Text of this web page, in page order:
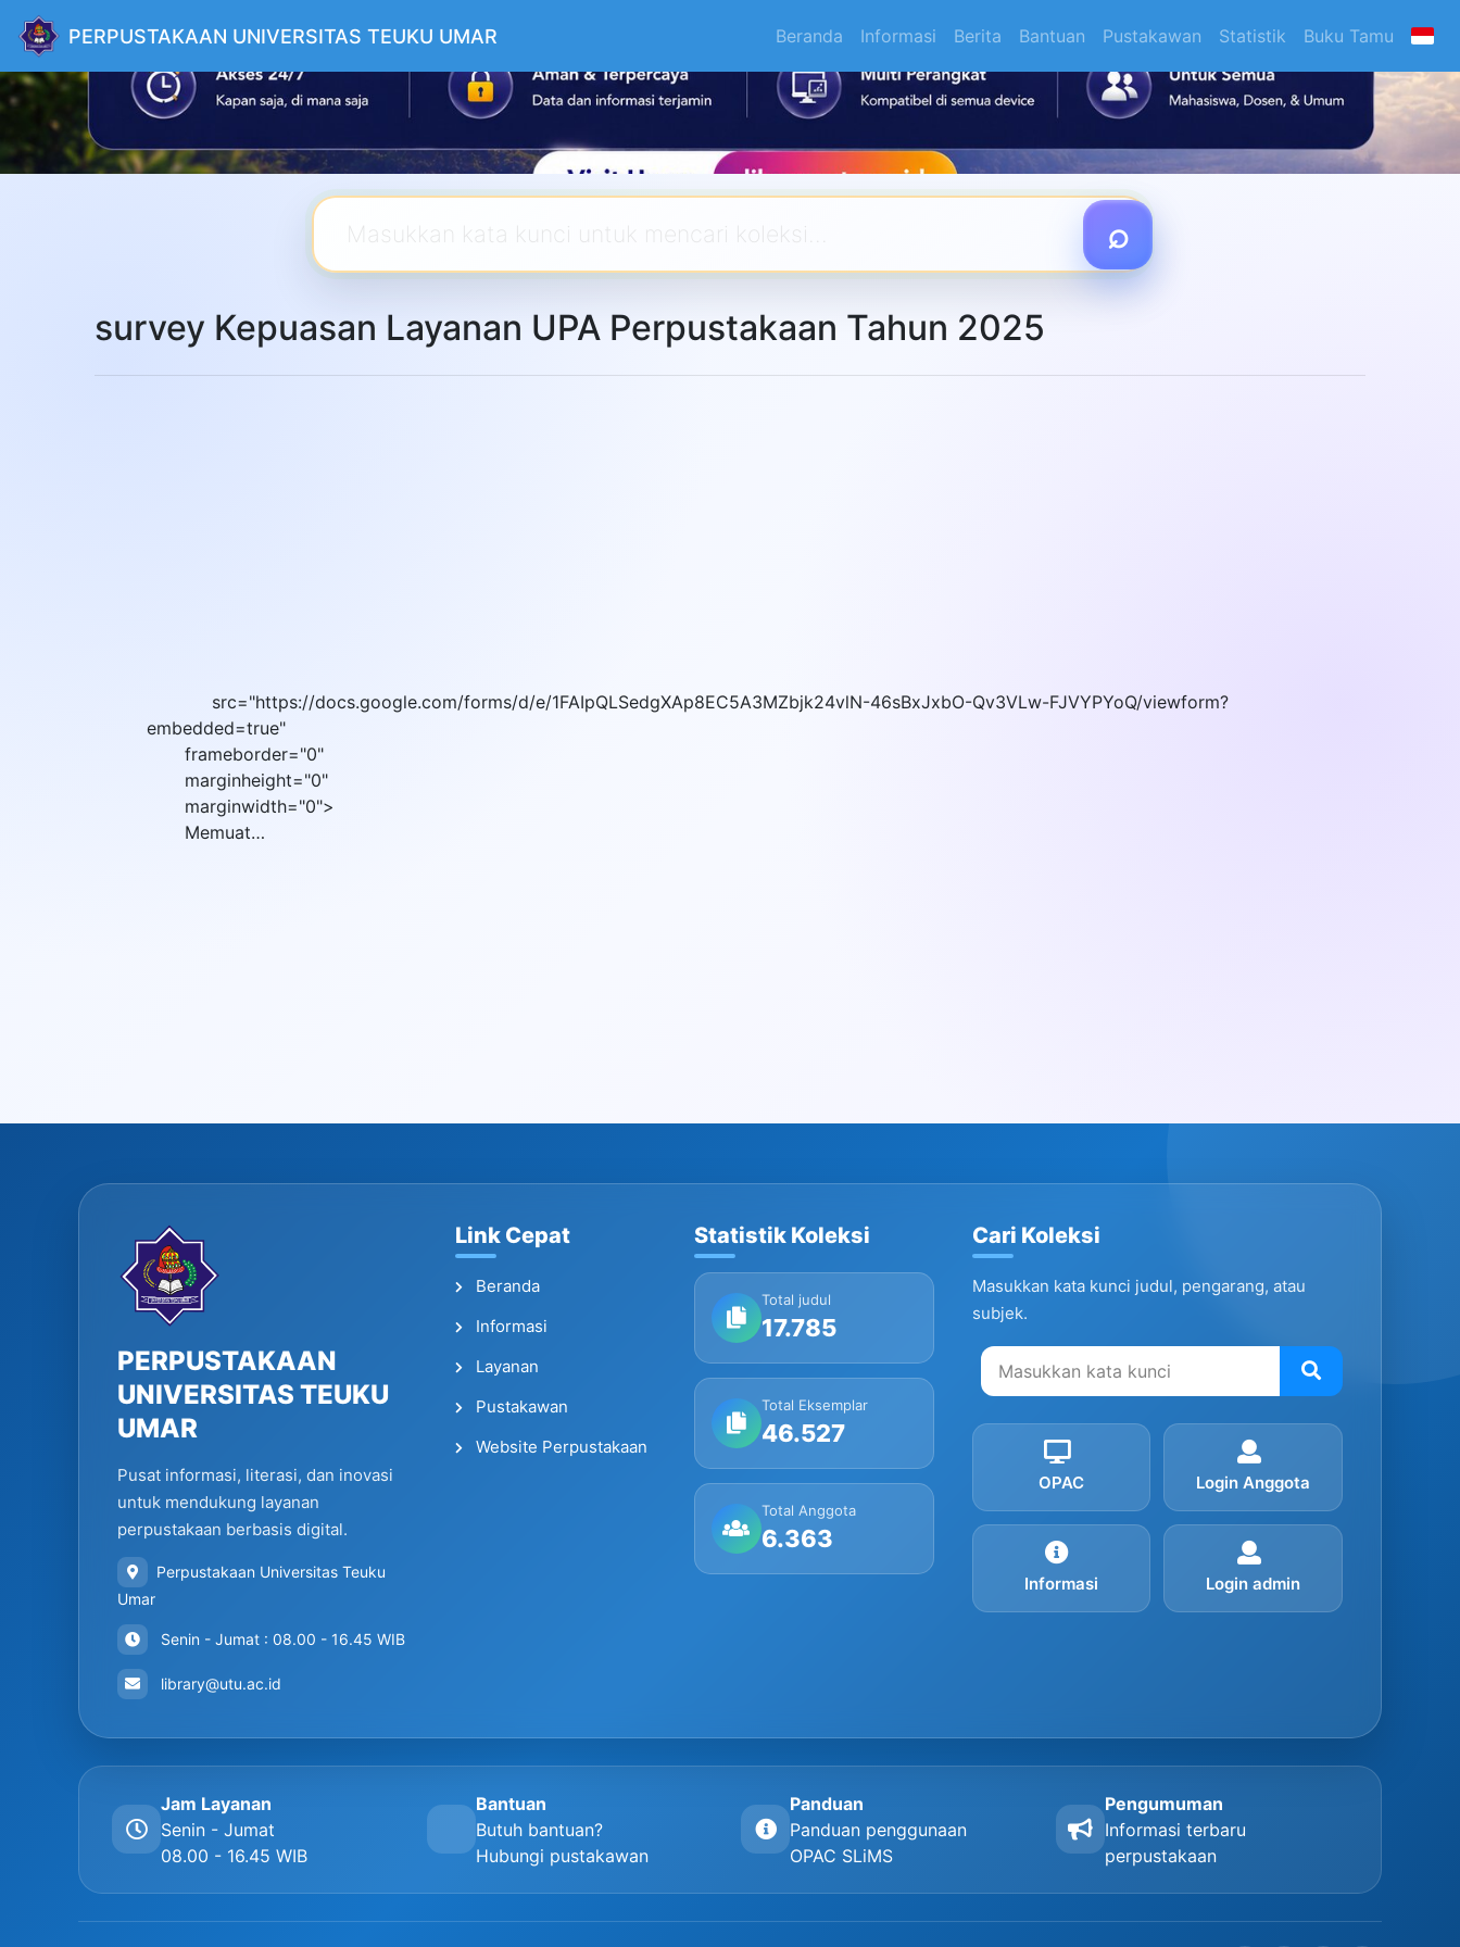
PERPUSTAKAAN UNIVERSITAS TEUKU UMAR Beranda Informasi Berita Bantuan Pustakawan Statistik Buku Tamu
survey Kepuasan Layanan UPA Perpustakaan Tahun 2025
src="https://docs.google.com/forms/d/e/1FAIpQLSedgXAp8EC5A3MZbjk24vlN-46sBxJxbO-Qv3VLw-FJVYPYoQ/viewform?
embedded=true"
frameborder="0"
marginheight="0"
marginwidth="0">
Memuat…
PERPUSTAKAAN
UNIVERSITAS TEUKU
UMAR
Pusat informasi, literasi, dan inovasi
untuk mendukung layanan
perpustakaan berbasis digital.
Perpustakaan Universitas Teuku
Umar
Senin - Jumat : 08.00 - 16.45 WIB
library@utu.ac.id
Link Cepat
Beranda
Informasi
Layanan
Pustakawan
Website Perpustakaan
Statistik Koleksi
Total judul
17.785
Total Eksemplar
46.527
Total Anggota
6.363
Cari Koleksi
Masukkan kata kunci judul, pengarang, atau
subjek.
OPAC Login Anggota
Informasi Login admin
Jam Layanan
Senin - Jumat
08.00 - 16.45 WIB
Bantuan
Butuh bantuan?
Hubungi pustakawan
Panduan
Panduan penggunaan
OPAC SLiMS
Pengumuman
Informasi terbaru
perpustakaan